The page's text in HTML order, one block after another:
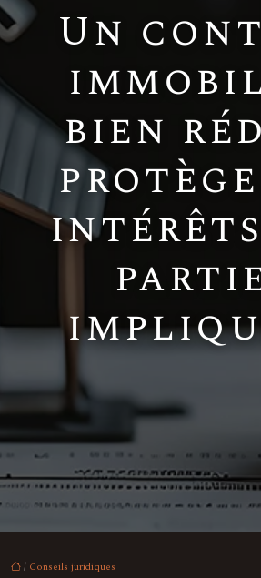
Un
bien
intérêts
/ Conseils juridiques